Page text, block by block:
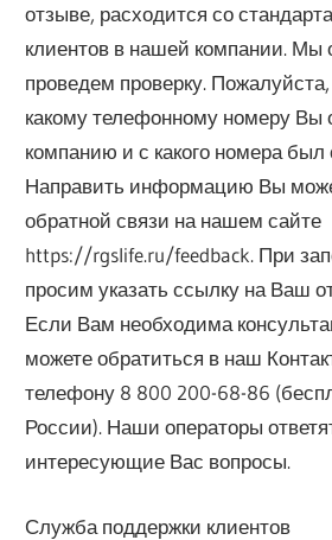
отзыве, расходится со
клиентов в нашей компании. Мы
проведем проверку.
какому телефонному номеру Вы
компанию и с какого номера был
Направить информацию Вы
обратной связи на нашем сайте
https://rgslife.ru/feedback. При
просим указать ссылку на Ваш
Если Вам необходима
можете обратиться в наш
телефону 8 800 200-68-86
России). Наши операторы
интересующие Вас вопросы.
Служба поддержки клиентов